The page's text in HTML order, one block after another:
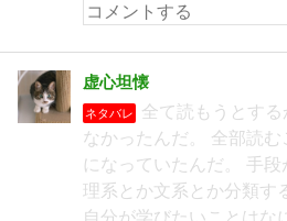
虚心坦懐
ネタバレ
全て読もうとす
なかったんだ。 全部読
になっていたんだ。 手段
理系とか文系とか分類す
自分が学びたいことはな